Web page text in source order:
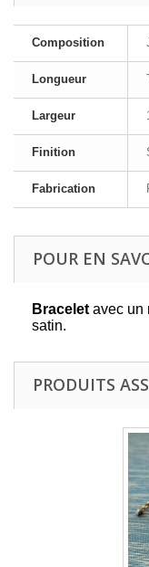
Composition
Longueur
Largeur
Finition
Fabrication
POUR EN
Bracelet avec un
satin.
PRODUITS